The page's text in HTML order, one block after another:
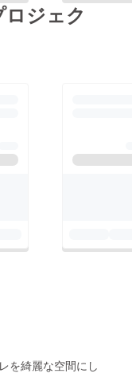
ジェク
を綺麗な空間にし